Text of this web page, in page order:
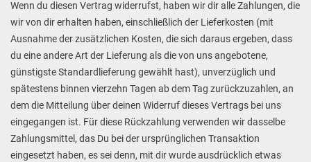
Wenn du diesen Vertrag widerrufst, haben wir dir alle Zahlungen, die
wir von dir erhalten haben, einschließlich der Lieferkosten (mit
Ausnahme der zusätzlichen Kosten, die sich daraus ergeben, dass
du eine andere Art der Lieferung als die von uns angebotene,
günstigste Standardlieferung gewählt hast), unverzüglich und
spätestens binnen vierzehn Tagen ab dem Tag zurückzuzahlen, an
dem die Mitteilung über deinen Widerruf dieses Vertrags bei uns
eingegangen ist. Für diese Rückzahlung verwenden wir dasselbe
Zahlungsmittel, das Du bei der ursprünglichen Transaktion
eingesetzt haben, es sei denn, mit dir wurde ausdrücklich etwas